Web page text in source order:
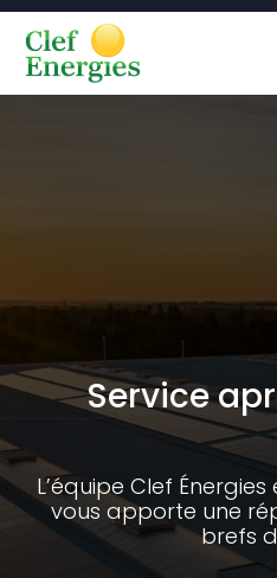
Service
L’équipe Clef
vous apporte une
brefs